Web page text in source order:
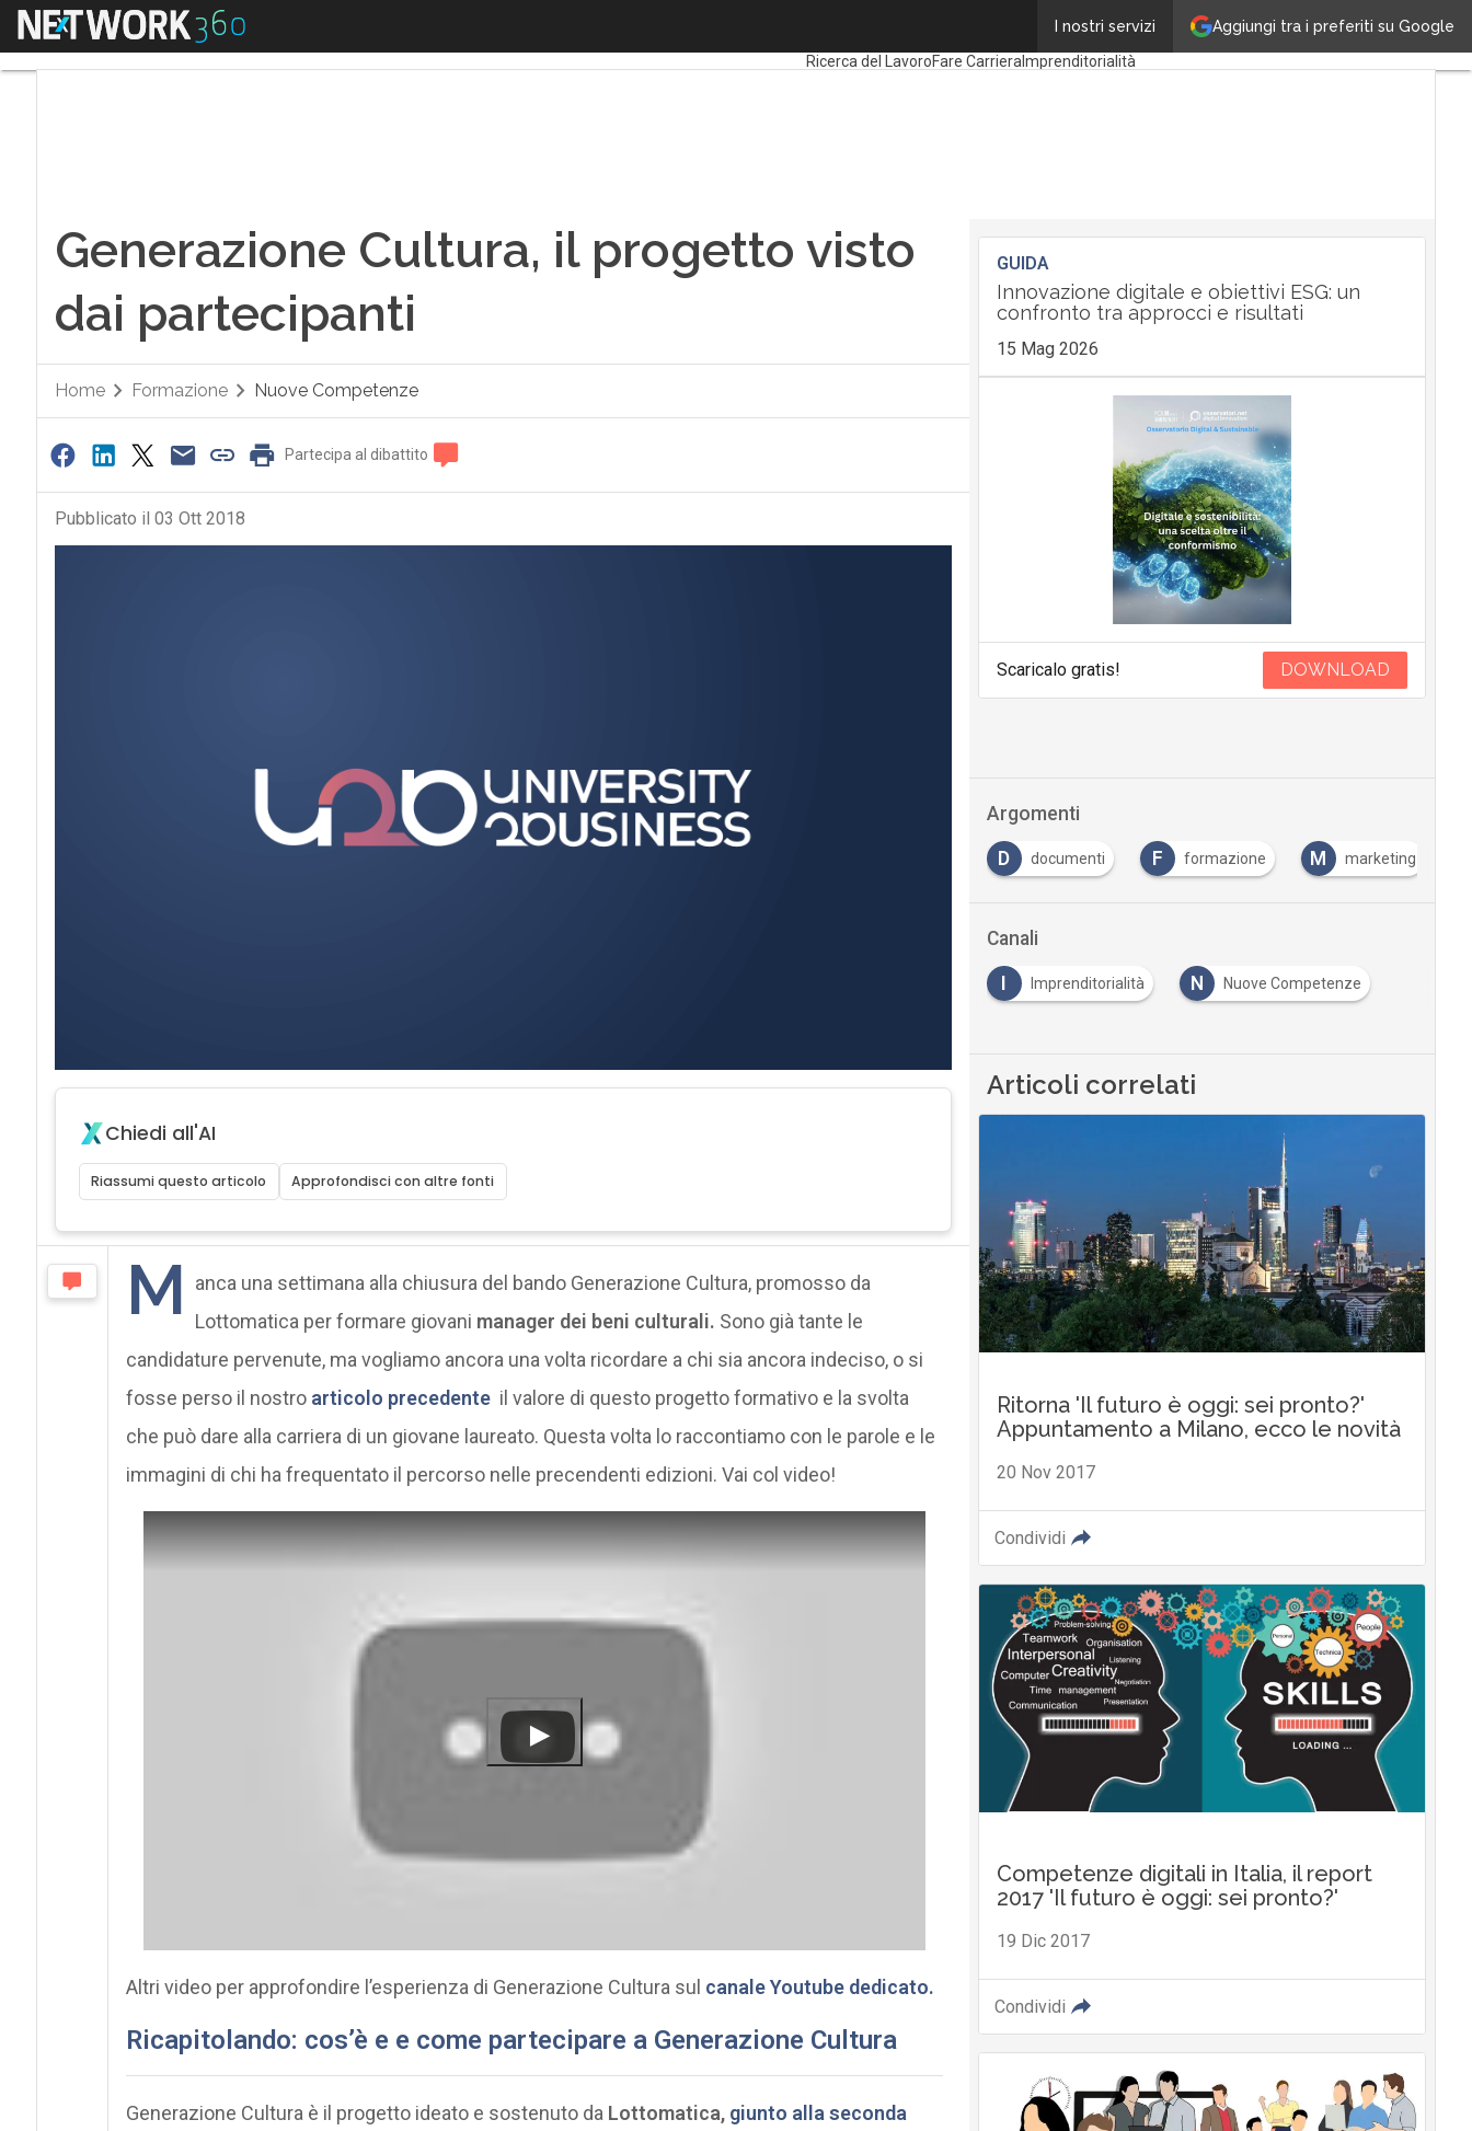
Aggiungi tra i preferiti su Google
I nostri servizi
Menu
Borse di studio
Ricerca del LavoroFare Carriera Imprenditorialità
Generazione Cultura, il progetto visto
dai partecipanti
Home Formazione Nuove Competenze
Partecipa al dibattito
Pubblicato il 03 Ott 2018
Chiedi all'AI
Riassumi questo articolo Approfondisci con altre fonti
M
anca una settimana alla chiusura del bando Generazione Cultura, promosso da
Lottomatica per formare giovani manager dei beni culturali. Sono già tante le
candidature pervenute, ma vogliamo ancora una volta ricordare a chi sia ancora indeciso, o si
fosse perso il nostro articolo precedente il valore di questo progetto formativo e la svolta
che può dare alla carriera di un giovane laureato. Questa volta lo raccontiamo con le parole e le
immagini di chi ha frequentato il percorso nelle precendenti edizioni. Vai col video!
Altri video per approfondire l’esperienza di Generazione Cultura sul canale Youtube dedicato.
Ricapitolando: cos’è e e come partecipare a Generazione Cultura
Generazione Cultura è il progetto ideato e sostenuto da Lottomatica, giunto alla seconda
GUIDA
Innovazione digitale e obiettivi ESG: un
confronto tra approcci e risultati
15 Mag 2026
Scaricalo gratis! DOWNLOAD
Argomenti
F formazione M marketing T Trasformazione
Canali
Imprenditorialità N Nuove Competenze
Articoli correlati
Ritorna 'Il futuro è oggi: sei pronto?'
Appuntamento a Milano, ecco le novità
20 Nov 2017
Condividi
Competenze digitali in Italia, il report
2017 'Il futuro è oggi: sei pronto?'
19 Dic 2017
Condividi